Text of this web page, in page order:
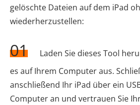
gelöschte Dateien auf dem iPad
wiederherzustellen:
01
Laden Sie dieses Tool
es auf Ihrem Computer aus.
anschließend Ihr iPad über ein
Computer an und vertrauen Sie